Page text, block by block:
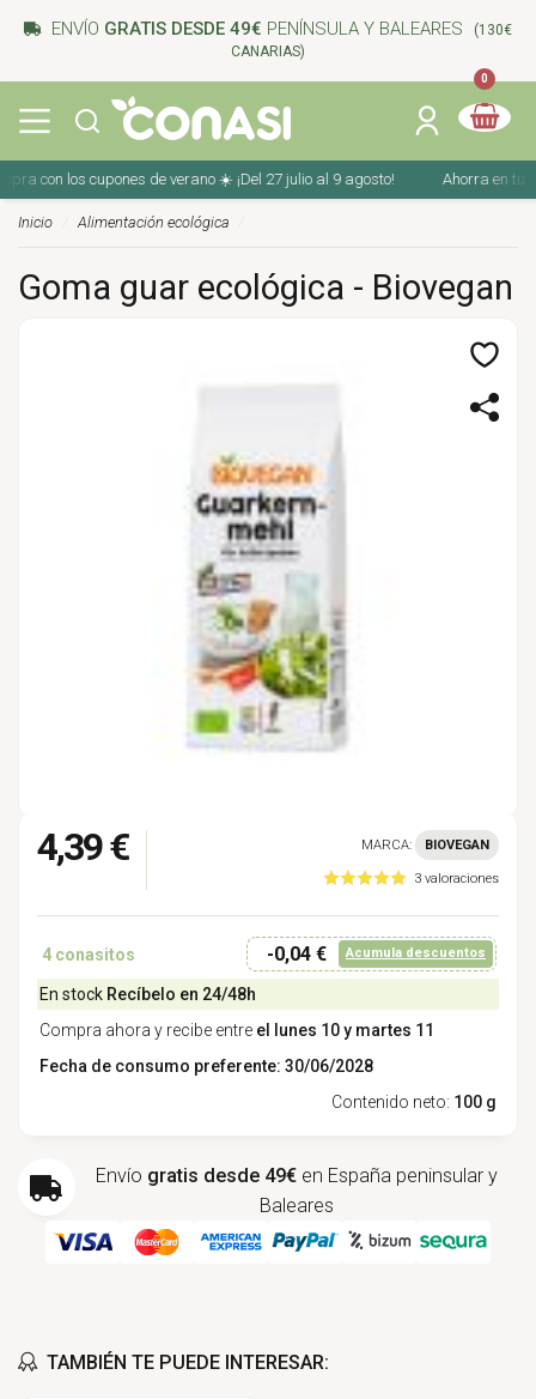
ENVÍO GRATIS DESDE 49€ PENÍNSULA Y BALEARES
(130€
CANARIAS)
0
con los cupones de verano ☀️ ¡Del 27 julio al 9 agosto! Ahorra en tu
Inicio Alimentación ecológica
Goma guar ecológica - Biovegan
4,39 € MARCA: BIOVEGAN
3 valoraciones
4 conasitos -0,04 € Acumula descuentos
En stock Recíbelo en 24/48h
Compra ahora y recibe entre el lunes 10 y martes 11
Fecha de consumo preferente: 30/06/2028
Contenido neto: 100 g
Envío gratis desde 49€ en España peninsular y
Baleares
TAMBIÉN TE PUEDE INTERESAR: